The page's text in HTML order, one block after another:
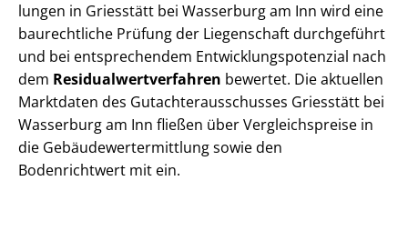
lun­gen in Griesstätt bei Wasserburg am Inn wird eine
baurechtliche Prüfung der Liegenschaft durchgeführt
und bei entsprechendem Ent­wick­lungs­po­ten­zi­al nach
dem Re­si­du­al­wert­ver­fah­ren bewertet. Die aktuellen
Marktdaten des Gut­ach­ter­aus­schus­ses Griesstätt bei
Wasserburg am Inn fließen über Ver­gleichs­prei­se in
die Ge­bäu­de­wert­ermitt­lung sowie den
Bodenrichtwert mit ein.